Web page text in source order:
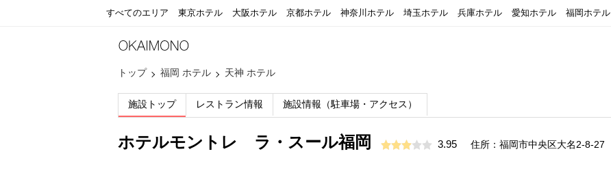
すべてのエリア 東京ホテル 大阪ホテル 京都ホテル 神奈川ホテル 埼玉ホテル 兵庫ホテル 愛知ホテル 福岡ホテル
トップ 福岡 ホテル 天神 ホテル
施設トップ レストラン情報 施設情報（駐車場・アクセス）
ホテルモントレ ラ・スール福岡 3.95 住所：福岡市中央区大名2-8-27